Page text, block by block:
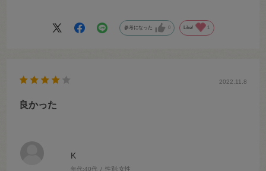
今後も利用させていただきたいと思います。
参考になった 0 Like! 1
K
年代:40代 性別:女性
2022.11.8
良かった